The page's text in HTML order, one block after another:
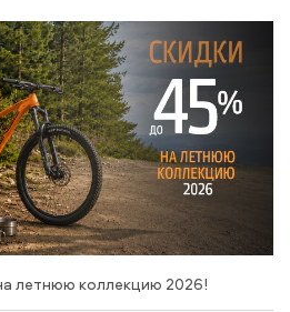
летнюю коллекцию 2026!